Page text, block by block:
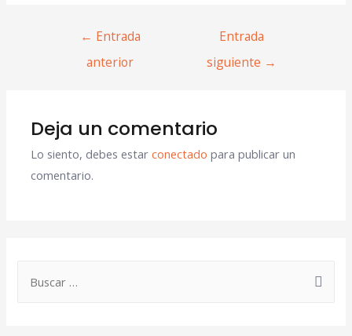
← Entrada
anterior
Entrada
siguiente →
Deja un comentario
Lo siento, debes estarconectado para publicar un
comentario.